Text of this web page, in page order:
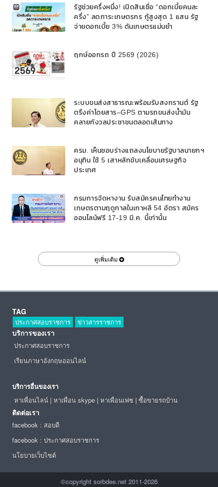
รัฐช่วยครึ่งหนึ่ง! เปิดสินเชื่อ “ดอกเบี้ยคนละ
ครึ่ง” ลดภาระเกษตรกร กู้สูงสุด 1 แสน รัฐ
จ่ายดอกเบี้ย 3% ดันเกษตรแม่นยำ
ฤกษ์ออกรถ ปี 2569 (2026)
ระบบขนส่งสาธารณะพร้อมรับสงกรานต์ รัฐ
ตรึงค่าโดยสาร–GPS ตามรถขนส่งน้ำมัน
คลายกังวลประชาชนตลอดเส้นทาง
ครม. เห็นชอบร่างแถลงนโยบายรัฐบาลนายกฯ
อนุทิน ใช้ 5 เสาหลักขับเคลื่อนเศรษฐกิจ
ประเทศ
กรมการจัดหางาน รับสมัครคนไทยทำงาน
เกษตรตามฤดูกาลในเกาหลี 54 อัตรา สมัคร
ออนไลน์ฟรี 17-19 มี.ค. นี้เท่านั้น
ดูเพิ่มเติม
TAG
ประกาศสอบราชการ ข่าวสารราชการ
บริการของเรา
ประกาศสอบราชการ
เรียนภาษาอังกฤษออนไลน์
บริการอื่นของเรา
หาเพื่อนไลน์ | หาเพื่อน skype | หาเพื่อนเฟซ | ซื้อขายรถบ้าน
ติดต่อเรา
facebook : สอบดี
facebook : ประกาศสอบราชการ
นโยบายเว็บไซต์
©copyright sorbdee.net 2011-2026